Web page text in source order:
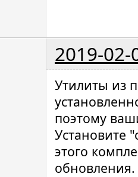
2019-02-
Утилиты из
поэтому
Установите
этого
обновления.